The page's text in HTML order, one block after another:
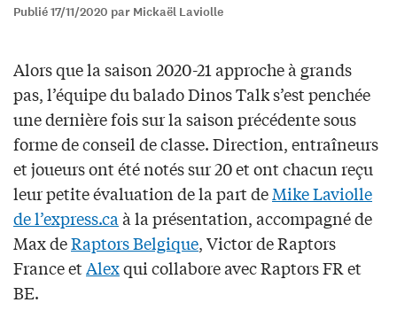
Publié 17/11/2020 par Mickaël Laviolle
Alors que la saison 2020-21 approche à grands
pas, l’équipe du balado Dinos Talk s’est penchée
une dernière fois sur la saison précédente sous
forme de conseil de classe. Direction, entraîneurs
et joueurs ont été notés sur 20 et ont chacun reçu
leur petite évaluation de la part deMike Laviolle
de l’express.ca à la présentation, accompagné de
Max deRaptors Belgique, Victor de Raptors
France etAlexqui collabore avec Raptors FR et
BE.